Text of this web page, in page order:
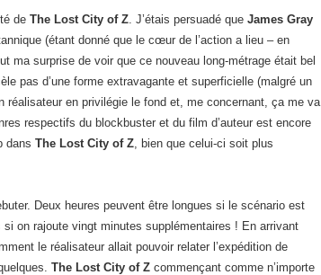
de The Lost City of Z . J’étais persuadé que James Gray
(étant donné que le cœur de l’action a lieu – en
ma surprise de voir que ce nouveau long-métrage était bel
pas d’une forme extravagante et superficielle (malgré un
réalisateur en privilégie le fond et, me concernant, ça me va
respectifs du blockbuster et du film d’auteur est encore
dans The Lost City of Z , bien que celui-ci soit plus
Deux heures peuvent être longues si le scénario est
on rajoute vingt minutes supplémentaires ! En arrivant
le réalisateur allait pouvoir relater l’expédition de
The Lost City of Z commençant comme n’importe